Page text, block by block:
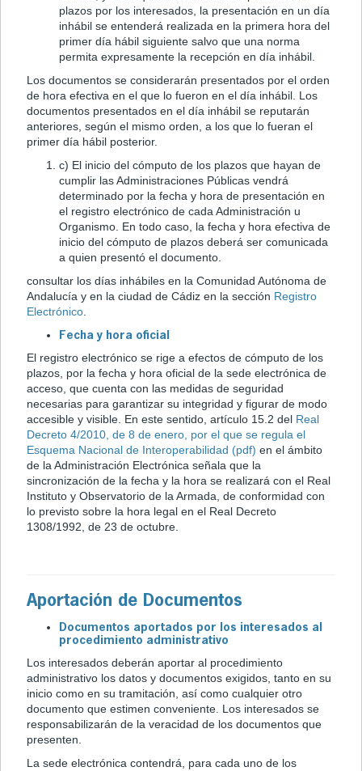
plazos por los interesados, la presentación en un día
inhábil se entenderá realizada en la primera hora del
primer día hábil siguiente salvo que una norma
permita expresamente la recepción en día inhábil.
Los documentos se considerarán presentados por el orden
de hora efectiva en el que lo fueron en el día inhábil. Los
documentos presentados en el día inhábil se reputarán
anteriores, según el mismo orden, a los que lo fueran el
primer día hábil posterior.
c) El inicio del cómputo de los plazos que hayan de
cumplir las Administraciones Públicas vendrá
determinado por la fecha y hora de presentación en
el registro electrónico de cada Administración u
Organismo. En todo caso, la fecha y hora efectiva de
inicio del cómputo de plazos deberá ser comunicada
a quien presentó el documento.
consultar los días inhábiles en la Comunidad Autónoma de
Andalucía y en la ciudad de Cádiz en la sección Registro
Electrónico
Fecha y hora oficial
El registro electrónico se rige a efectos de cómputo de los
plazos, por la fecha y hora oficial de la sede electrónica de
acceso, que cuenta con las medidas de seguridad
necesarias para garantizar su integridad y figurar de modo
accesible y visible. En este sentido, artículo 15.2 del Real
Decreto 4/2010, de 8 de enero, por el que se regula el
Esquema Nacional de Interoperabilidad (pdf) en el ámbito
de la Administración Electrónica señala que la
sincronización de la fecha y la hora se realizará con el Real
Instituto y Observatorio de la Armada, de conformidad con
lo previsto sobre la hora legal en el Real Decreto
1308/1992, de 23 de octubre.
Aportación de Documentos
Documentos aportados por los interesados al
procedimiento administrativo
Los interesados deberán aportar al procedimiento
administrativo los datos y documentos exigidos, tanto en su
inicio como en su tramitación, así como cualquier otro
documento que estimen conveniente. Los interesados se
responsabilizarán de la veracidad de los documentos que
presenten.
La sede electrónica contendrá, para cada uno de los